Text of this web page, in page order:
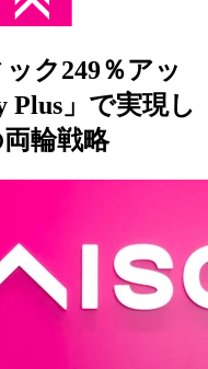
ク249％アッ
Plus」で実現し
輪戦略